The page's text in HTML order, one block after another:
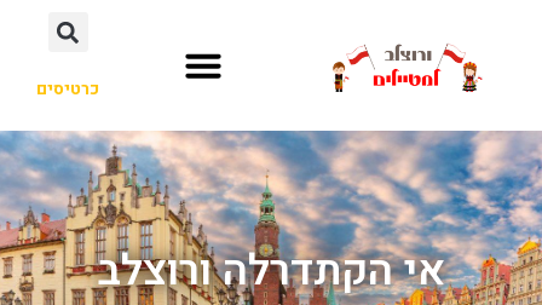
כרטיסים
אי הקתדרלה ורוצלב